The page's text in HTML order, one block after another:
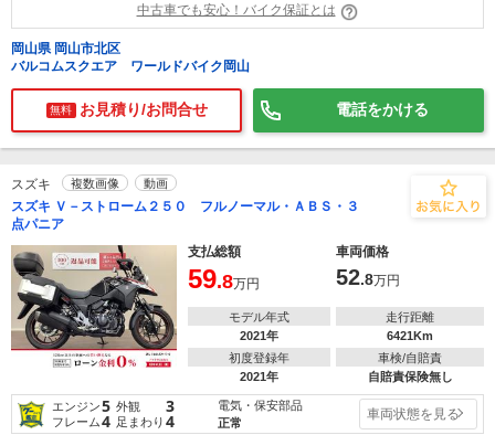
中古車でも安心！バイク保証とは
岡山県 岡山市北区
バルコムスクエア ワールドバイク岡山
無料 お見積り/お問合せ 電話をかける
スズキ 複数画像 動画
スズキ Ｖ－ストローム２５０ フルノーマル・ＡＢＳ・３
点パニア
支払総額
車両価格
59.8万円 52.8万円
モデル年式
2021年
走行距離
6421Km
初度登録年
2021年
車検/自賠責
自賠責保険無し
エンジン5 外観 3
フレーム4 足まわり 4
電気・保安部品
正常
車両状態を見る